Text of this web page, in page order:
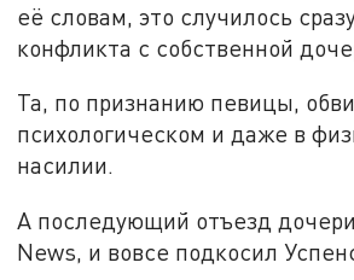
её словам, это случилось
конфликта с собственной
Та, по признанию певицы,
психологическом и даже в
насилии.
А последующий отъезд
News, и вовсе подкосил